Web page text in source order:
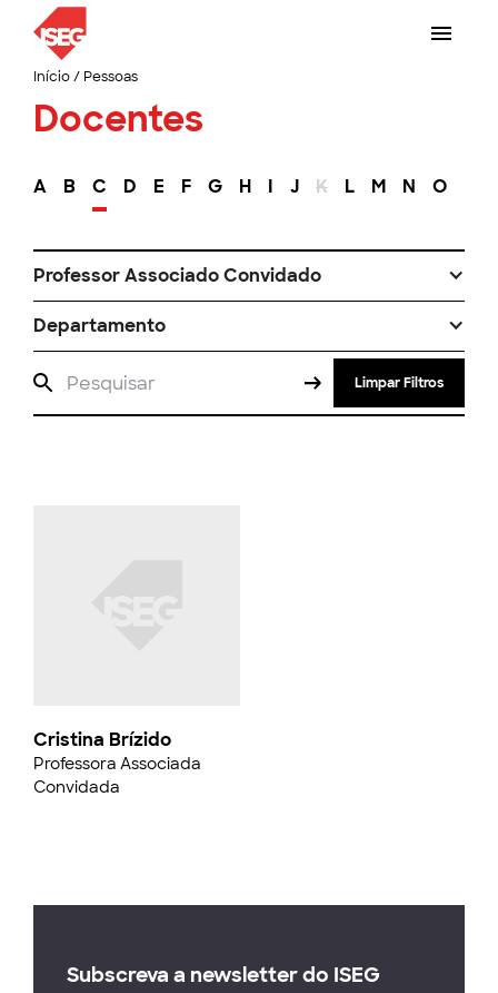
Início/ Pessoas
Docentes
A B C D E F G H I J K L M N O
Professor Associado Convidado
Departamento
Limpar Filtros
Cristina Brízido
Professora Associada
Convidada
Subscreva a newsletter do ISEG